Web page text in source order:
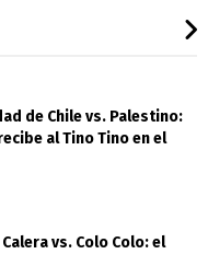
de Chile vs. Palestino:
al Tino Tino en el
vs. Colo Colo: el